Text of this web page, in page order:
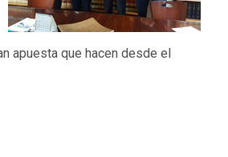
apuesta que hacen desde el